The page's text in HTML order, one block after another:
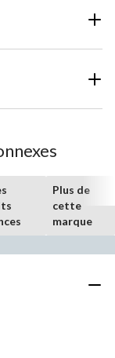
Plus de
cette
marque